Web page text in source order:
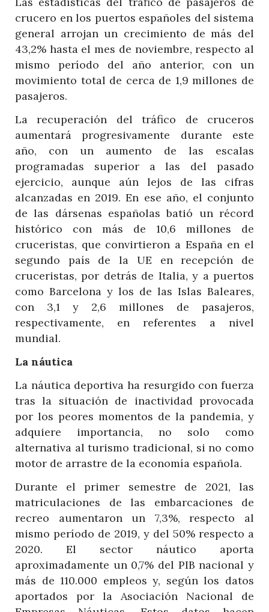
crucero en los puertos españoles del sistema
general arrojan un crecimiento de más del
43,2% hasta el mes de noviembre, respecto al
mismo período del año anterior, con un
movimiento total de cerca de 1,9 millones de
pasajeros.
La recuperación del tráfico de cruceros
aumentará progresivamente durante este
año, con un aumento de las escalas
programadas superior a las del pasado
ejercicio, aunque aún lejos de las cifras
alcanzadas en 2019. En ese año, el conjunto
de las dársenas españolas batió un récord
histórico con más de 10,6 millones de
cruceristas, que convirtieron a España en el
segundo país de la UE en recepción de
cruceristas, por detrás de Italia, y a puertos
como Barcelona y los de las Islas Baleares,
con 3,1 y 2,6 millones de pasajeros,
respectivamente, en referentes a nivel
mundial.
La náutica
La náutica deportiva ha resurgido con fuerza
tras la situación de inactividad provocada
por los peores momentos de la pandemia, y
adquiere importancia, no solo como
alternativa al turismo tradicional, si no como
motor de arrastre de la economía española.
Durante el primer semestre de 2021, las
matriculaciones de las embarcaciones de
recreo aumentaron un 7,3%, respecto al
mismo período de 2019, y del 50% respecto a
2020. El sector náutico aporta
aproximadamente un 0,7% del PIB nacional y
más de 110.000 empleos y, según los datos
aportados por la Asociación Nacional de